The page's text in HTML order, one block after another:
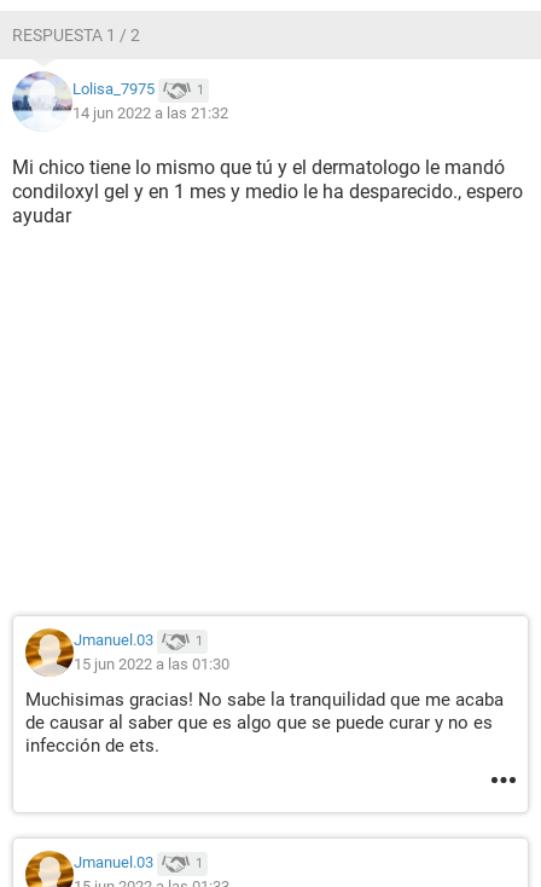
RESPUESTA 1 / 2
Lolisa_7975 1
14 jun 2022 a las 21:32
Mi chico tiene lo mismo que tú y el dermatologo le mandó
condiloxyl gel y en 1 mes y medio le ha desparecido., espero
ayudar
Jmanuel.03 1
15 jun 2022 a las 01:30
Muchisimas gracias! No sabe la tranquilidad que me acaba
de causar al saber que es algo que se puede curar y no es
infección de ets.
Jmanuel.03 1